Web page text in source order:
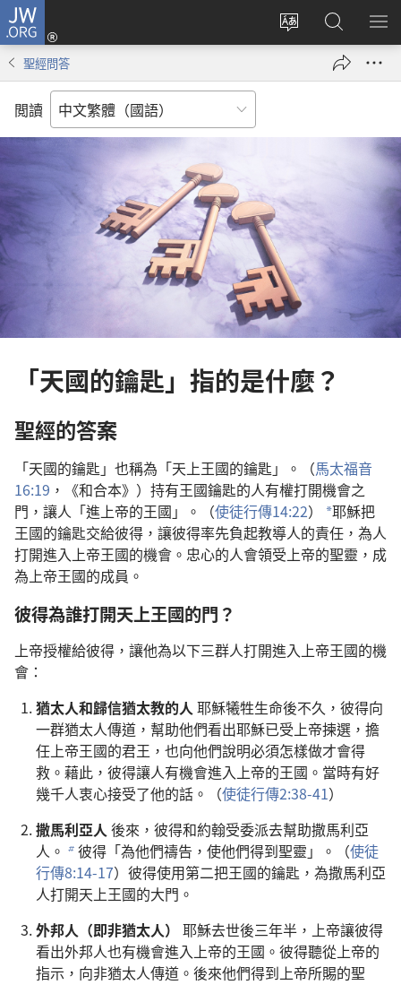
JW.ORG
更
登
入
（開
搜
尋
JW.ORG
顯
聖經問答
閲讀
「天國的鑰匙」指的是什麼？
聖經的答案
「天國的鑰匙」也稱為「天上王國的鑰匙」。（馬太福音
16:19 ，《和合本》）持有王國鑰匙的人有權打開機會之
門，讓人「進上帝的王國」。（使徒行傳14:22） a耶穌把
王國的鑰匙交給彼得，讓彼得率先負起教導人的責任，為人
打開進入上帝王國的機會。忠心的人會領受上帝的聖靈，成
為上帝王國的成員。
彼得為誰打開天上王國的門？
上帝授權給彼得，讓他為以下三群人打開進入上帝王國的機
會：
猶太人和歸信猶太教的人 耶穌犧牲生命後不久，彼得向
一群猶太人傳道，幫助他們看出耶穌已受上帝揀選，擔
任上帝王國的君王，也向他們說明必須怎樣做才會得
救。藉此，彼得讓人有機會進入上帝的王國。當時有好
幾千人衷心接受了他的話。（使徒行傳2:38-41）
撒馬利亞人 後來，彼得和約翰受委派去幫助撒馬利亞
人。 b彼得「為他們禱告，使他們得到聖靈」。（使徒
行傳8:14-17）彼得使用第二把王國的鑰匙，為撒馬利亞
人打開天上王國的大門。
外邦人（即非猶太人） 耶穌去世後三年半，上帝讓彼得
看出外邦人也有機會進入上帝的王國。彼得聽從上帝的
指示，向非猶太人傳道。後來他們得到上帝所賜的聖